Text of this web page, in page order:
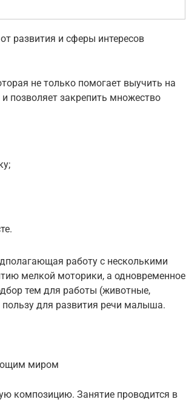
развития и сферы интересов
не только помогает выучить на
позволяет закрепить множество
работу с несколькими
мелкой моторики, а одновременное
тем для работы (животные,
для развития речи малыша.
миром
композицию. Занятие проводится в